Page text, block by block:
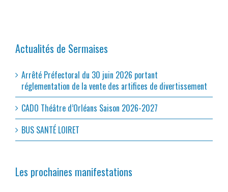
Actualités de Sermaises
Arrêté Préfectoral du 30 juin 2026 portant
réglementation de la vente des artifices de divertissement
CADO Théâtre d’Orléans Saison 2026-2027
BUS SANTÉ LOIRET
Les prochaines manifestations